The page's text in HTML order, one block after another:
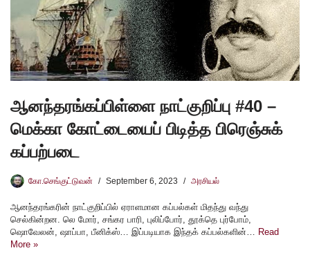
ஆனந்தரங்கப்பிள்ளை நாட்குறிப்பு #40 –
மெக்கா கோட்டையைப் பிடித்த பிரெஞ்சுக்
கப்பற்படை
கோ.செங்குட்டுவன் September 6, 2023 அரசியல்
ஆனந்தரங்கரின் நாட்குறிப்பில் ஏராளமான கப்பல்கள் மிதந்து வந்து
செல்கின்றன. லெ மோர், சங்கர பாரி, புலிப்போர், தூக்தெ புர்போம்,
ஷொவேலன், ஷாப்பா, பீனிக்ஸ்… இப்படியாக இந்தக் கப்பல்களின்…
Read
More »